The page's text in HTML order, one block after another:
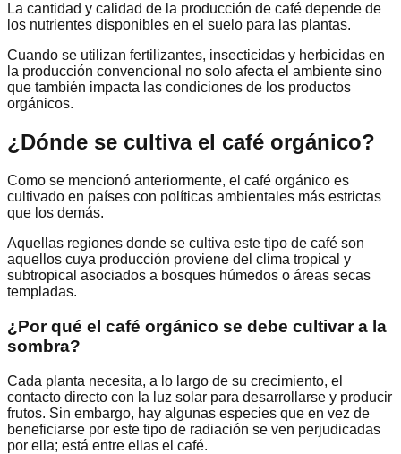
La cantidad y calidad de la producción de café depende de
los nutrientes disponibles en el suelo para las plantas.
Cuando se utilizan fertilizantes, insecticidas y herbicidas en
la producción convencional no solo afecta el ambiente sino
que también impacta las condiciones de los productos
orgánicos.
¿Dónde se cultiva el café orgánico?
Como se mencionó anteriormente, el café orgánico es
cultivado en países con políticas ambientales más estrictas
que los demás.
Aquellas regiones donde se cultiva este tipo de café son
aquellos cuya producción proviene del clima tropical y
subtropical asociados a bosques húmedos o áreas secas
templadas.
¿Por qué el café orgánico se debe cultivar a la
sombra?
Cada planta necesita, a lo largo de su crecimiento, el
contacto directo con la luz solar para desarrollarse y producir
frutos. Sin embargo, hay algunas especies que en vez de
beneficiarse por este tipo de radiación se ven perjudicadas
por ella; está entre ellas el café.